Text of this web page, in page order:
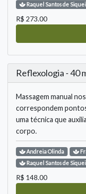
Raquel Santos de
R$ 273.00
Reflexologia - 40
Massagem manual
correspondem
uma técnica que
corpo.
AndreiaOlinda
Raquel Santos de
R$ 148.00